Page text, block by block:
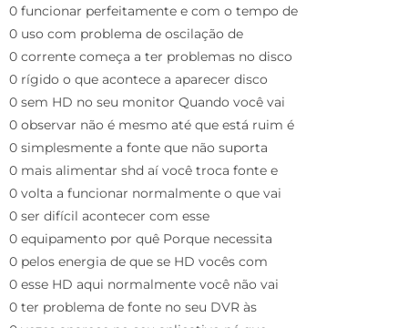
0 funcionar perfeitamente e com o tempo de
0 uso com problema de oscilação de
0 corrente começa a ter problemas no disco
0 rígido o que acontece a aparecer disco
0 sem HD no seu monitor Quando você vai
0 observar não é mesmo até que está ruim é
0 simplesmente a fonte que não suporta
0 mais alimentar shd aí você troca fonte e
0 volta a funcionar normalmente o que vai
0 ser difícil acontecer com esse
0 equipamento por quê Porque necessita
0 pelos energia de que se HD vocês com
0 esse HD aqui normalmente você não vai
0 ter problema de fonte no seu DVR às